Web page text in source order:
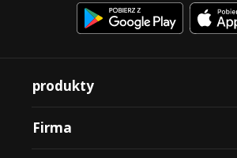
produkty
Firma